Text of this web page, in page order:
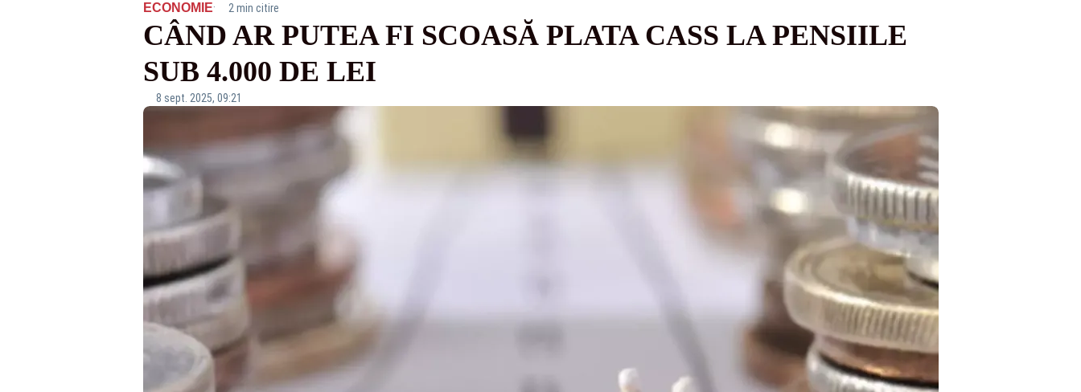
ECONOMIE· 2 min citire
CÂND AR PUTEA FI SCOASĂ PLATA CASS LA PENSIILE
SUB 4.000 DE LEI
8 sept. 2025, 09:21